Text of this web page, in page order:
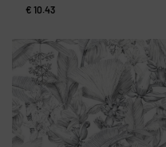
€ 10.43